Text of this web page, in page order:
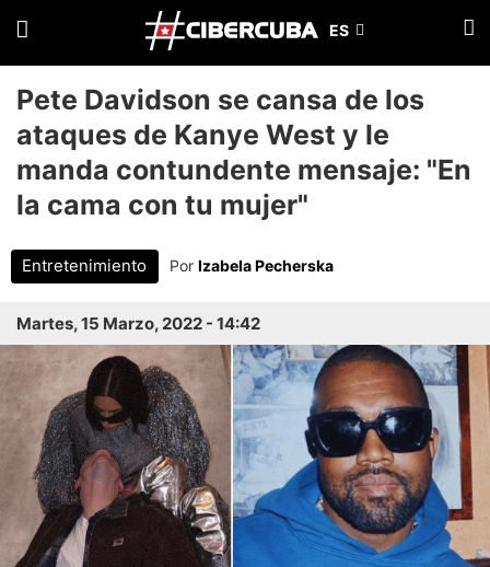
Pete Davidson se cansa de los
ataques de Kanye West y le
manda contundente mensaje: "En
la cama con tu mujer"
Entretenimiento Por Izabela Pecherska
Martes, 15 Marzo, 2022 - 14:42